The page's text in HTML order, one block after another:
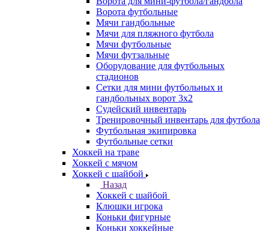
Ворота футбольные
Мячи гандбольные
Мячи для пляжного футбола
Мячи футбольные
Мячи футзальные
Оборудование для футбольных
стадионов
Сетки для мини футбольных и
гандбольных ворот 3х2
Судейский инвентарь
Тренировочный инвентарь для футбола
Футбольная экипировка
Футбольные сетки
Хоккей на траве
Хоккей с мячом
Хоккей с шайбой
Назад
Хоккей с шайбой
Клюшки игрока
Коньки фигурные
Коньки хоккейные